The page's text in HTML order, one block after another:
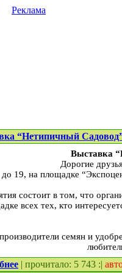
Реклама
“Нетипичный
Выставка
Дорогие
19, на площадке
состоит в том, что
всех тех, кто
семян и
| прочитало: 5 743 :|